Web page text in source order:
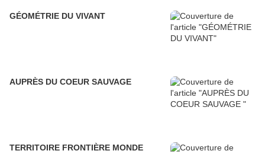
GÉOMÉTRIE DU VIVANT
AUPRÈS DU COEUR SAUVAGE
TERRITOIRE FRONTIÈRE MONDE